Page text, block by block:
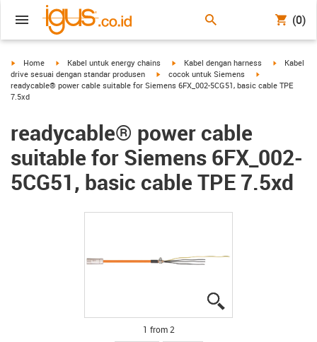
(0)
igus-icon-arrow-right
Home igus-icon-arrow-right
Kabel untuk energy chains igus-icon-arrow-right
Kabel dengan harness igus-icon-
Kabel
drive sesuai dengan standar produsen
igus-icon-arrow-right
cocok untuk Siemens
readycable® power cable suitable for Siemens 6FX_002-5CG51, basic cable TPE
7.5xd
readycable® power cable
suitable for Siemens 6FX_002-
5CG51, basic cable TPE 7.5xd
1 from 2